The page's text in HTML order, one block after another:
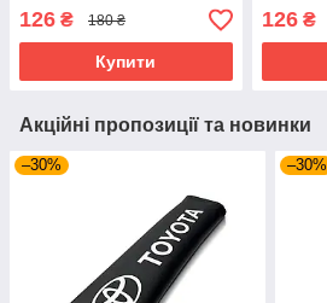
126 ₴ 180 ₴
Купити
126₴
Акційні пропозиції та новинки
–30% –30%